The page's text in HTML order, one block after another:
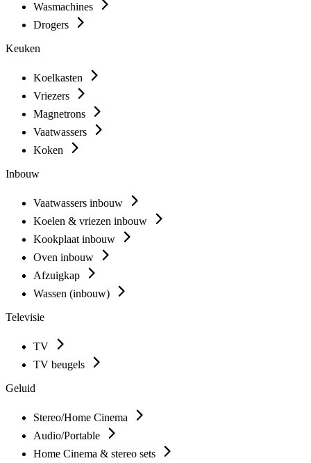
Wasmachines
Drogers
Keuken
Koelkasten
Vriezers
Magnetrons
Vaatwassers
Koken
Inbouw
Vaatwassers inbouw
Koelen & vriezen inbouw
Kookplaat inbouw
Oven inbouw
Afzuigkap
Wassen (inbouw)
Televisie
TV
TV beugels
Geluid
Stereo/Home Cinema
Audio/Portable
Home Cinema & stereo sets